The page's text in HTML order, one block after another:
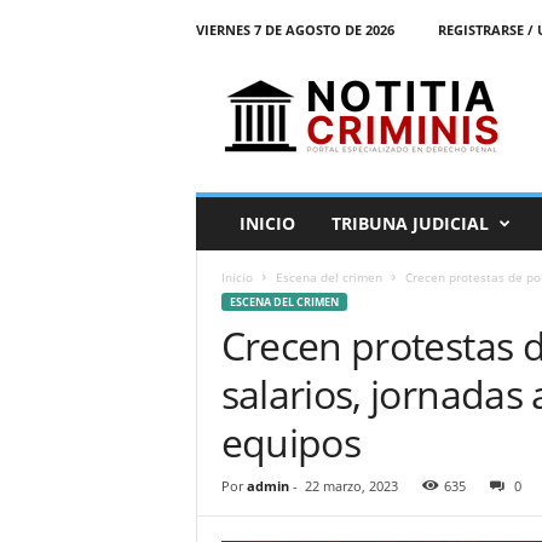
VIERNES 7 DE AGOSTO DE 2026 REGISTRARSE /
o
INICIO TRIBUNA JUDICIAL
Inicio Escena del crimen Crecen protestas de
ESCENA DEL CRIMEN
Crecen protestas
salarios, jornadas
equipos
Por admin- 22 marzo, 2023 635 0